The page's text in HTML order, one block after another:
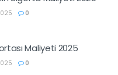
0
Maliyeti 2025
0